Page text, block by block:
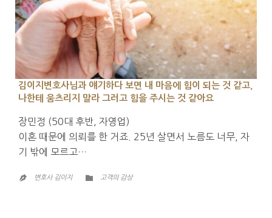
김이지변호사님과 얘기하다 보면 내 마음에 힘이 되는 것 같고,
나한테 움츠리지 말라 그러고 힘을 주시는 것 같아요
장민정 (50대 후반, 자영업)
이혼 때문에 의뢰를 한 거죠. 25년 살면서 노름도 너무, 자
기 밖에 모르고…
 변호사 김이지  CATEGORY
고객의 감상